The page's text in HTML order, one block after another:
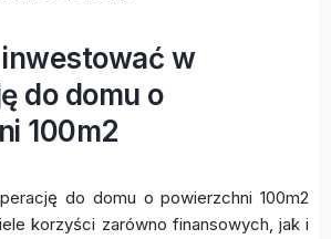
w
do domu o
100m2
do domu o powierzchni 100m2
korzyści zarówno finansowych, jak i